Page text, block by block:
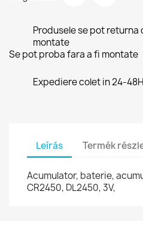
Produsele se pot returna
montate
Se pot proba fara a fi montate
Expediere colet in 24-48H
Leírás Termék
Acumulator, baterie,
CR2450, DL2450, 3V,